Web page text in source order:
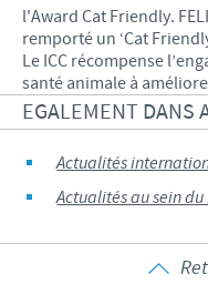
Partenariats
Offres d'emploi
Offres d'emploi
CONTACT
l'Award Cat Friendly.
remporté un ‘Cat
Le ICC récompense
santé animale à
EGALEMENT DANS
Actualités
Actualités au sein